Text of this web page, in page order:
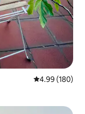
レビュー180
4.99 (180)